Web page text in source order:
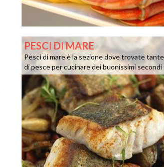
PESCI DI MARE
Pesci di mare è la sezione dove trovate
di pesce per cucinare dei buonissimi secondi